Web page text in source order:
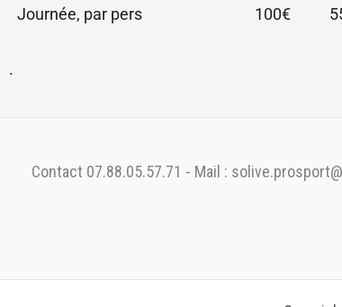
Journée, par pers 100€
.
Contact 07.88.05.57.71 - Mail :